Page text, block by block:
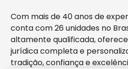
Com mais de 40 anos de
conta com 26 unidades no
altamente qualificada,
jurídica completa e
tradição, confiança e